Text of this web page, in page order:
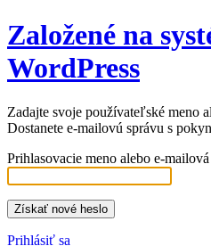
Založené na
WordPress
Zadajte svoje používateľské meno
Dostanete e-mailovú správu s
Prihlasovacie meno alebo e-mailová
Prihlásiť sa